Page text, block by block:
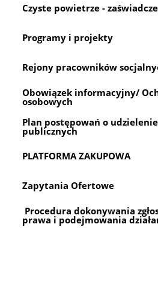
Czyste powietrze -
Programy i projekty
Rejony pracowników
Obowiązek informacyjny/
osobowych
Plan postępowań o
publicznych
PLATFORMA ZAKUPOWA
Zapytania Ofertowe
Procedura dokonywania
prawa i podejmowania